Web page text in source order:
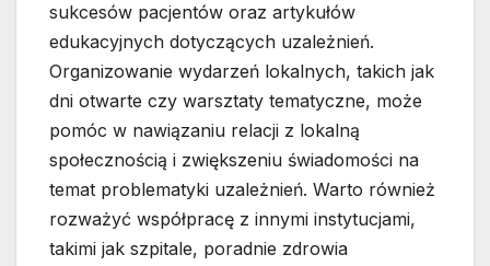
sukcesów pacjentów oraz artykułów
edukacyjnych dotyczących uzależnień.
Organizowanie wydarzeń lokalnych, takich jak
dni otwarte czy warsztaty tematyczne, może
pomóc w nawiązaniu relacji z lokalną
społecznością i zwiększeniu świadomości na
temat problematyki uzależnień. Warto również
rozważyć współpracę z innymi instytucjami,
takimi jak szpitale, poradnie zdrowia